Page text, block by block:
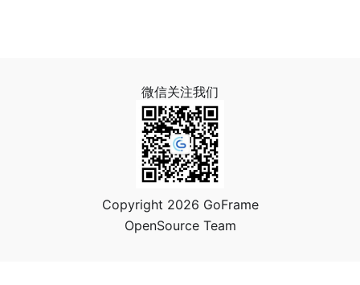
微信关注我们
Copyright 2026 GoFrame
OpenSource Team